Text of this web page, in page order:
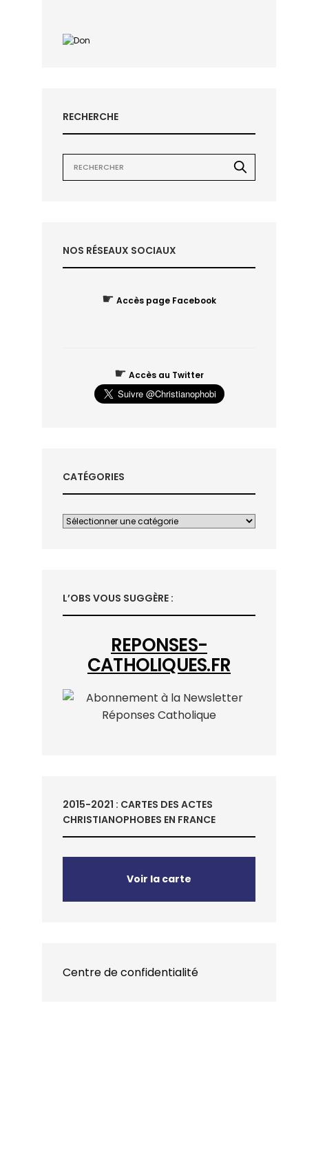
RECHERCHE
NOS RÉSEAUX SOCIAUX
☛ Accès page Facebook
☛ Accès au Twitter
CATÉGORIES
L’OBS VOUS SUGGÈRE :
REPONSES-
CATHOLIQUES.FR
2015-2021 : CARTES DES ACTES
CHRISTIANOPHOBES EN FRANCE
Voir la carte
Centre de confidentialité